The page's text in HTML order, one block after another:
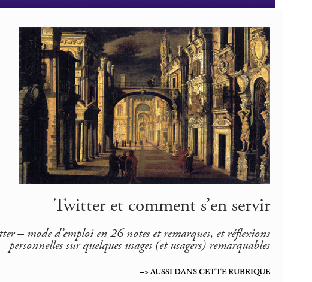
Twitter et comment s’en servir
– mode d’emploi en 26 notes et remarques, et réflexions
personnelles sur quelques usages (et usagers) remarquables
–> AUSSI DANS CETTE RUBRIQUE